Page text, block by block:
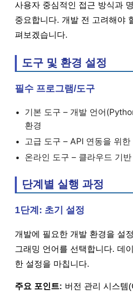
사용자 중심적인 접근 방식과
중요합니다. 개발 전 고려해야
펴보겠습니다.
도구 및 환경 설정
필수 프로그램/도구
기본 도구 – 개발 언어
환경
고급 도구 – API 연동을 위한
온라인 도구 – 클라우드 기
단계별 실행 과정
1단계: 초기 설정
개발에 필요한 개발 환경을 설
그래밍 언어를 선택합니다. 데
한 설정을 마칩니다.
주요 포인트: 버전 관리 시스템